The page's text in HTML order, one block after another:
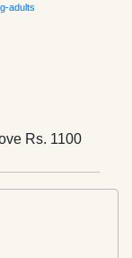
adults
Rs. 1100